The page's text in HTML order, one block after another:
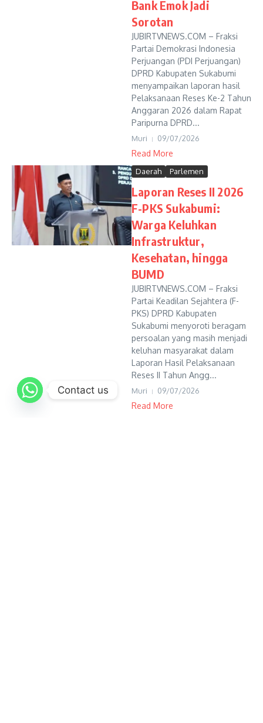
Bank Emok Jadi
Sorotan
JUBIRTVNEWS.COM – Fraksi
Partai Demokrasi Indonesia
Perjuangan (PDI Perjuangan)
DPRD Kabupaten Sukabumi
menyampaikan laporan hasil
Pelaksanaan Reses Ke-2 Tahun
Anggaran 2026 dalam Rapat
Paripurna DPRD...
Muri 09/07/2026
Read More
Daerah Parlemen
Laporan Reses II 2026
F-PKS Sukabumi:
Warga Keluhkan
Infrastruktur,
Kesehatan, hingga
BUMD
JUBIRTVNEWS.COM – Fraksi
Partai Keadilan Sejahtera (F-
PKS) DPRD Kabupaten
Sukabumi menyoroti beragam
persoalan yang masih menjadi
keluhan masyarakat dalam
Laporan Hasil Pelaksanaan
Reses II Tahun Angg...
Muri 09/07/2026
Read More
Contact us